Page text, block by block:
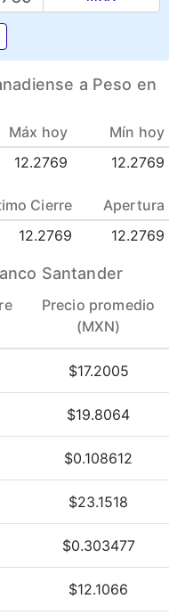
a Peso en
Máx hoy
Mín hoy
12.2769 12.2769
Cierre
Apertura
12.2769 12.2769
Santander
Precio promedio
(MXN)
$17.2005
$19.8064
$0.108612
$23.1518
$0.303477
$12.1066